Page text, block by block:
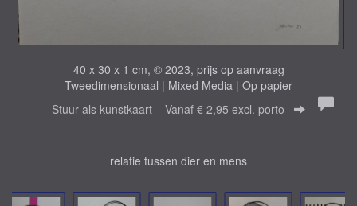
40 x 30 x 1 cm, © 2023, prijs op aanvraag
Tweedimensionaal | Mixed Media | Op papier
Stuur als kunstkaart Vanaf € 2,95 excl. porto
relatie tussen dier en mens